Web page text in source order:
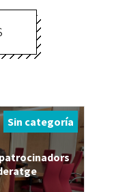
Sin categoría